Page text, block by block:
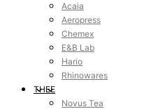
Acaia
Aeropress
Chemex
E&B Lab
Hario
Rhinowares
THEE
Novus Tea